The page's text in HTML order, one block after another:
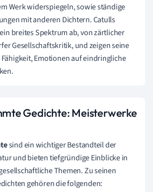
Werk widerspiegeln, sowie ständige
mit anderen Dichtern. Catulls
breites Spektrum ab, von zärtlicher
Gesellschaftskritik, und zeigen seine
Emotionen auf eindringliche
Gedichte: Meisterwerke
sind ein wichtiger Bestandteil der
und bieten tiefgründige Einblicke in
Themen. Zu seinen
gehören die folgenden: